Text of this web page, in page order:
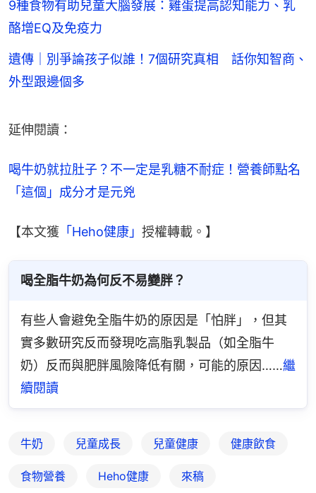
9種食物有助兒童大腦發展：雞蛋提高認知能力、乳
酪增EQ及免疫力
遺傳｜別爭論孩子似誰！7個研究真相 話你知智商、
外型跟邊個多
延伸閱讀：
喝牛奶就拉肚子？不一定是乳糖不耐症！營養師點名
「這個」成分才是元兇
【本文獲 「Heho健康」 授權轉載。】
喝全脂牛奶為何反不易變胖？
有些人會避免全脂牛奶的原因是「怕胖」，但其
實多數研究反而發現吃高脂乳製品（如全脂牛
奶）反而與肥胖風險降低有關，可能的原因……繼
續閱讀
牛奶 兒童成長 兒童健康 健康飲食
食物營養 Heho健康 來稿